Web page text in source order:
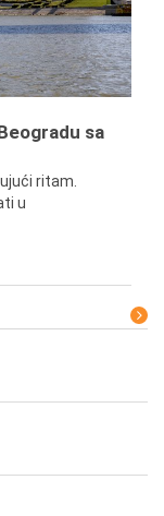
sa
ritam.
u